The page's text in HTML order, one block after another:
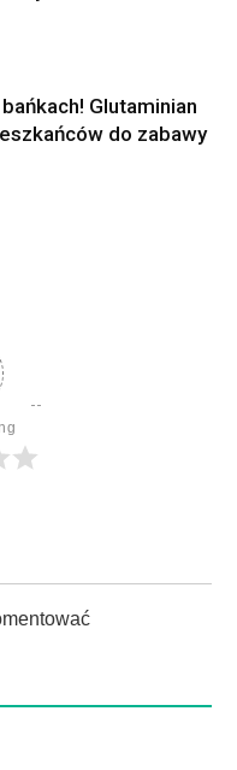
Glutaminian
do zabawy